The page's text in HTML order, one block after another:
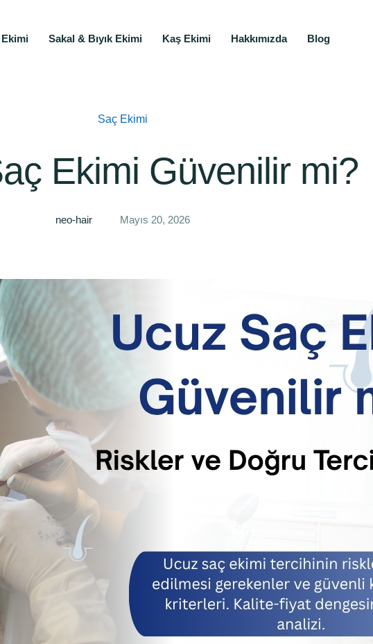
Sakal & Bıyık Ekimi Kaş Ekimi Hakkımızda Blog
Saç Ekimi
Ekimi Güvenilir mi?
neo-hair Mayıs 20, 2026